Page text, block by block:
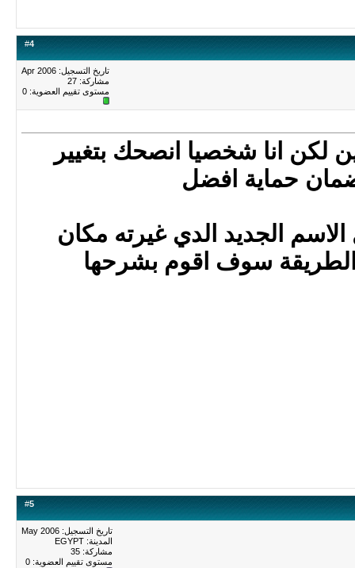
#4
تاريخ التسجيل: Apr 2006
مشاركة: 27
مستوى تقييم العضوية: 0
لكن انا شخصيا انصحك بتغيير
الجديد الدي غيرته مكان
#5
تاريخ التسجيل: May 2006
المدينة: EGYPT
مشاركة: 35
مستوى تقييم العضوية: 0